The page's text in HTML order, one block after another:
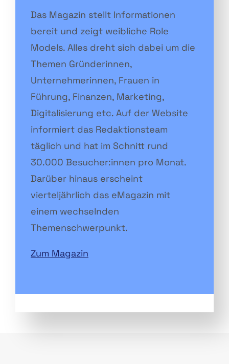
Das Magazin stellt Informationen
bereit und zeigt weibliche Role
Models. Alles dreht sich dabei um die
Themen Gründerinnen,
Unternehmerinnen, Frauen in
Führung, Finanzen, Marketing,
Digitalisierung etc. Auf der Website
informiert das Redaktionsteam
täglich und hat im Schnitt rund
30.000 Besucher:innen pro Monat.
Darüber hinaus erscheint
vierteljährlich das eMagazin mit
einem wechselnden
Themenschwerpunkt.
Zum Magazin